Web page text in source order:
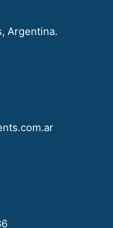
Argentina.